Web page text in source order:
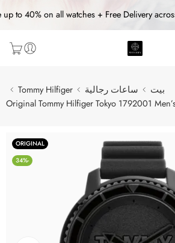
up to 40% on all watches + Free Delivery
بيت ساعات رجالية
Tommy Hilfiger
Original Tommy Hilfiger Tokyo 1792001
ORIGINAL
-34%